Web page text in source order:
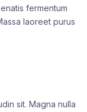
fermentum
laoreet purus
sit. Magna nulla